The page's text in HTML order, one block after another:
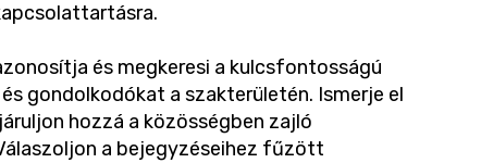
és megkeresi a kulcsfontosságú
gondolkodókat a szakterületén. Ismerje el
hozzá a közösségben zajló
a bejegyzéseihez fűzött